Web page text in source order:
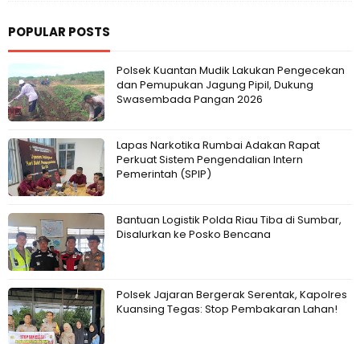
POPULAR POSTS
Polsek Kuantan Mudik Lakukan Pengecekan
dan Pemupukan Jagung Pipil, Dukung
Swasembada Pangan 2026
Lapas Narkotika Rumbai Adakan Rapat
Perkuat Sistem Pengendalian Intern
Pemerintah (SPIP)
Bantuan Logistik Polda Riau Tiba di Sumbar,
Disalurkan ke Posko Bencana
Polsek Jajaran Bergerak Serentak, Kapolres
Kuansing Tegas: Stop Pembakaran Lahan!